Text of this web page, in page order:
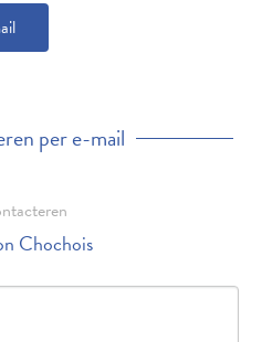
per e-mail
Chochois